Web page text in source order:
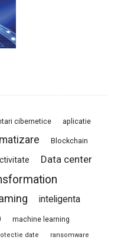
cibernetice aplicatie
Blockchain
Data center
inteligenta
machine learning
date ransomware